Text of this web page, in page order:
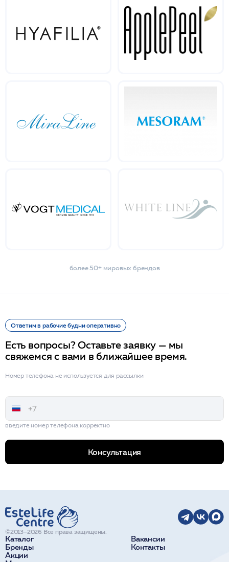
более 50+ мировых брендов
Ответим в рабочие будни оперативно
Есть вопросы? Оставьте заявку — мы
свяжемся с вами в ближайшее время.
Номер телефона не используется для рассылки
введите номер телефона корректно
Консультация
Каталог
Бренды
Акции
Вакансии
Контакты
©2013–2026 Все права защищены.